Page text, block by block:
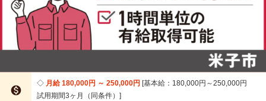

月給 180,000円 ～ 250,000円 基本給：180,000円～250,000円
試用期間3ヶ月（同条件）